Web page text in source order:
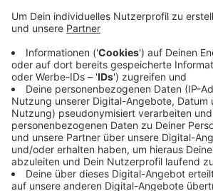
Anzeige
Das Kamp-Lintforter
Mal von Hackern angegriffen worden.
wieder zu Störungen beim
Dezember hatte es ähnliche
Plattform Moodle unter anderem in
gegeben. Laut KRZN haben die
wenige Minuten gedauert und waren
abgewehrt worden. Man habe dazu